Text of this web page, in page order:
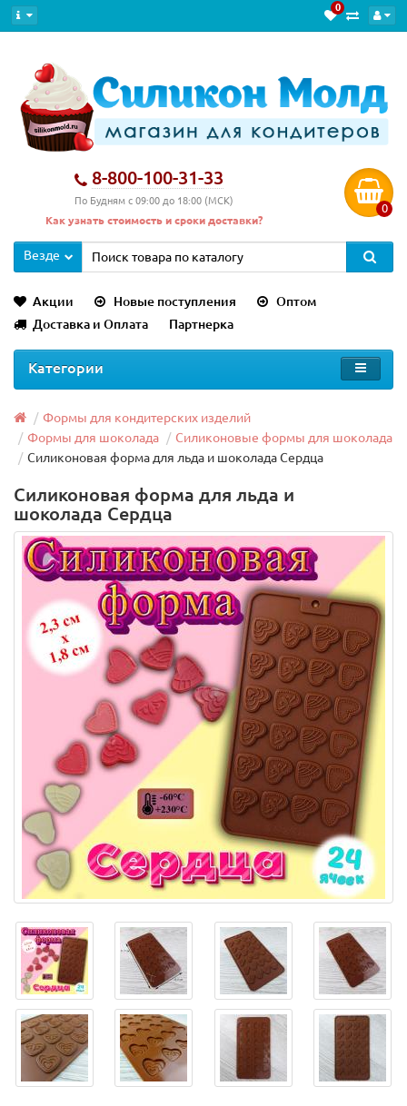
0
8-800-100-31-33
По Будням с 09:00 до 18:00 (МСК)
Как узнать стоимость и сроки доставки?
0
Везде
Акции Новые поступления
Оптом
Доставка и Оплата
Партнерка
Категории
Формы для кондитерских изделий
Формы для шоколада
Силиконовые формы для шоколада
Силиконовая форма для льда и шоколада Сердца
Силиконовая форма для льда и
шоколада Сердца